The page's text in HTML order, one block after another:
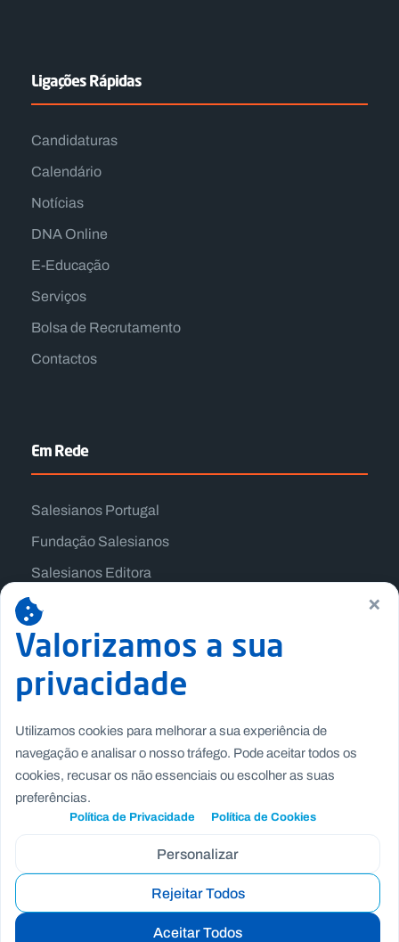
Ligações Rápidas
Candidaturas
Calendário
Notícias
DNA Online
E-Educação
Serviços
Bolsa de Recrutamento
Contactos
Em Rede
Salesianos Portugal
Fundação Salesianos
Salesianos Editora
Família Salesiana
Missão Dom Bosco
Copyright © Fundação Salesianos
Canal de Denúncia Interno
×
Valorizamos a sua
privacidade
Utilizamos cookies para melhorar a sua experiência de
navegação e analisar o nosso tráfego. Pode aceitar todos os
cookies, recusar os não essenciais ou escolher as suas
preferências.
Política de Privacidade Política de Cookies
Personalizar
Rejeitar Todos
Aceitar Todos